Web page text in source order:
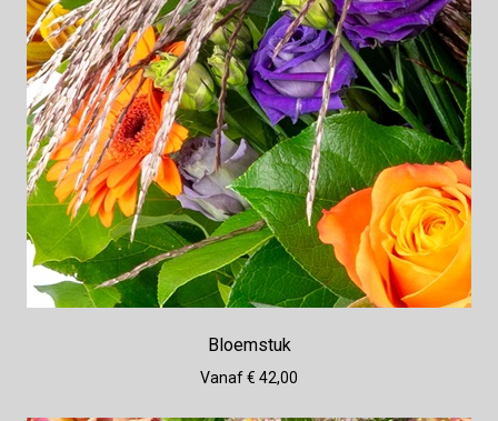
Bloemstuk
Vanaf € 42,00